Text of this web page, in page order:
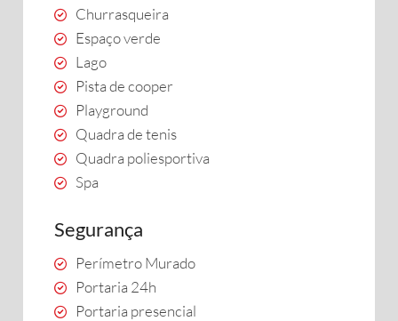
Churrasqueira
Espaço verde
Lago
Pista de cooper
Playground
Quadra de tenis
Quadra poliesportiva
Spa
Segurança
Perímetro Murado
Portaria 24h
Portaria presencial